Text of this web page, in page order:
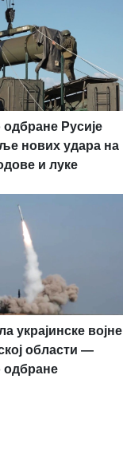
Русије
нових удара на
и луке
украјинске војне
области —
одбране